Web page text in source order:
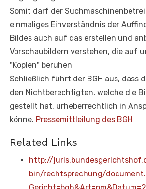
Somit darf der
einmaliges Einverständnis der
Bildes auch auf das erstellen und
Vorschaubildern verstehen, die auf
"Kopien" beruhen.
Schließlich führt der BGH aus, dass
den Nichtberechtigten, welche die
gestellt hat, urheberrechtlich in
könne. Pressemittleilung des BGH
Related Links
http://
bin/rechtsprechung/